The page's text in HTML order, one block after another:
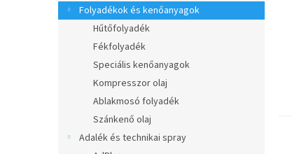
Folyadékok és kenőanyagok
Hűtőfolyadék
Fékfolyadék
Speciális kenőanyagok
Kompresszor olaj
Ablakmosó folyadék
Szánkenő olaj
Adalék és technikai spray